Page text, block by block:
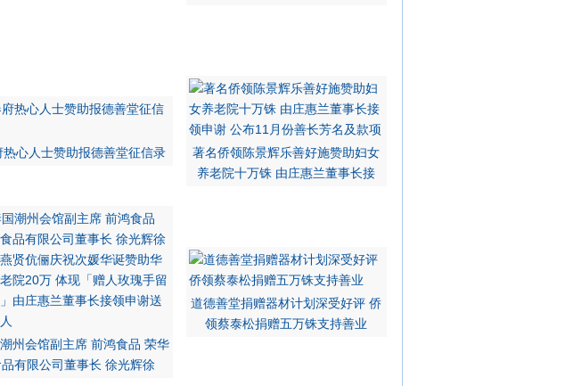
热心人士赞助报德善堂征信录
著名侨领陈景辉乐善好施赞助妇女
养老院十万铢 由庄惠兰董事长接
州会馆副主席 前鸿食品 荣华
有限公司董事长 徐光辉徐
道德善堂捐赠器材计划深受好评 侨
领蔡泰松捐赠五万铢支持善业